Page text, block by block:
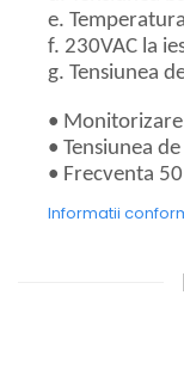
e.
f. 230VAC la
g. Tensiunea
•
• Tensiunea
• Frecventa
Informatii